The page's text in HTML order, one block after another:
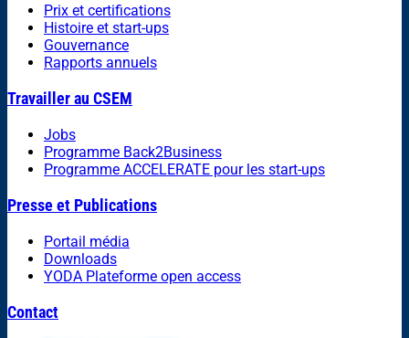
Prix et certifications
Histoire et start-ups
Gouvernance
Rapports annuels
Travailler au CSEM
Jobs
Programme Back2Business
Programme ACCELERATE pour les start-ups
Presse et Publications
Portail média
Downloads
YODA Plateforme open access
Contact